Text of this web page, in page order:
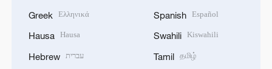
Greek Ελληνικά
Hausa Hausa
Hebrew עברית
Spanish Español
Swahili Kiswahili
Tamil தமிழ்